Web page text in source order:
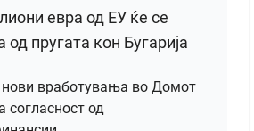
евра од ЕУ ќе се
пругата кон Бугарија